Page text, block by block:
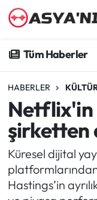
Tüm Haberler
HABERLER
Netflix'in
şirketten
Küresel dijital
Hastings’in
Dünya
Ekonomi
Bilim -
Kültür -